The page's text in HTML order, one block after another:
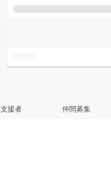
支援者 仲間募集